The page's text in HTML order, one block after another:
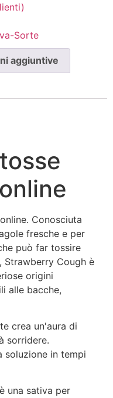
Sorte
aggiuntive
Conosciuta
fresche e per
può far tossire
Strawberry Cough è
origini
alle bacche,
crea un'aura di
sorridere.
soluzione in tempi
una sativa per